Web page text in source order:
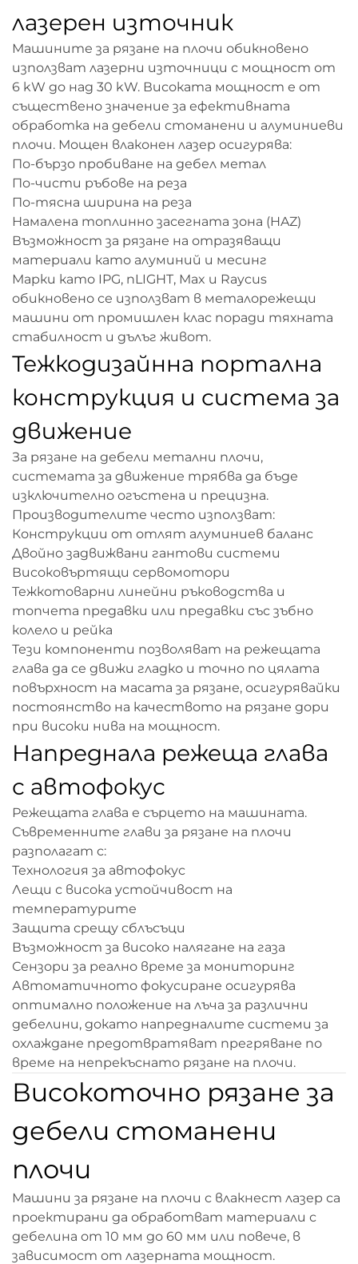
лазерен източник
Машините за рязане на плочи обикновено
използват лазерни източници с мощност от
6 kW до над 30 kW. Високата мощност е от
съществено значение за ефективната
обработка на дебели стоманени и алуминиеви
плочи. Мощен влаконен лазер осигурява:
По-бързо пробиване на дебел метал
По-чисти ръбове на реза
По-тясна ширина на реза
Намалена топлинно засегната зона (HAZ)
Възможност за рязане на отразяващи
материали като алуминий и месинг
Марки като IPG, nLIGHT, Max и Raycus
обикновено се използват в металорежещи
машини от промишлен клас поради тяхната
стабилност и дълъг живот.
Тежкодизайнна портална
конструкция и система за
движение
За рязане на дебели метални плочи,
системата за движение трябва да бъде
изключително огъстена и прецизна.
Производителите често използват:
Конструкции от отлят алуминиев баланс
Двойно задвижвани гантови системи
Високовъртящи сервомотори
Тежкотоварни линейни ръководства и
топчета предавки или предавки със зъбно
колело и рейка
Тези компоненти позволяват на режещата
глава да се движи гладко и точно по цялата
повърхност на масата за рязане, осигурявайки
постоянство на качеството на рязане дори
при високи нива на мощност.
Напреднала режеща глава
с автофокус
Режещата глава е сърцето на машината.
Съвременните глави за рязане на плочи
разполагат с:
Технология за автофокус
Лещи с висока устойчивост на
температурите
Защита срещу сблъсъци
Възможност за високо налягане на газа
Сензори за реално време за мониторинг
Автоматичното фокусиране осигурява
оптимално положение на лъча за различни
дебелини, докато напредналите системи за
охлаждане предотвратяват прегряване по
време на непрекъснато рязане на плочи.
Високоточно рязане за
дебели стоманени
плочи
Машини за рязане на плочи с влакнест лазер са
проектирани да обработват материали с
дебелина от 10 мм до 60 мм или повече, в
зависимост от лазерната мощност.